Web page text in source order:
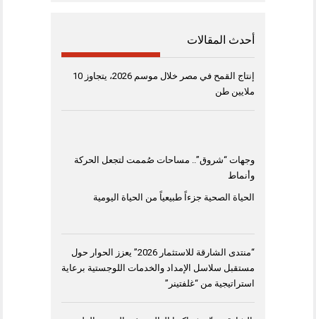
أحدث المقالات
إنتاج القمح في مصر خلال موسم 2026، يتجاوز 10
ملايين طن
وجهات “شروق”.. مساحات صُممت لتجعل الحركة
وأنماط
الحياة الصحية جزءاً طبيعياً من الحياة اليومية
“منتدى الشارقة للاستثمار 2026” يعزز الحوار حول
مستقبل سلاسل الإمداد والخدمات اللوجستية برعاية
استراتيجية من “غلفتينر”